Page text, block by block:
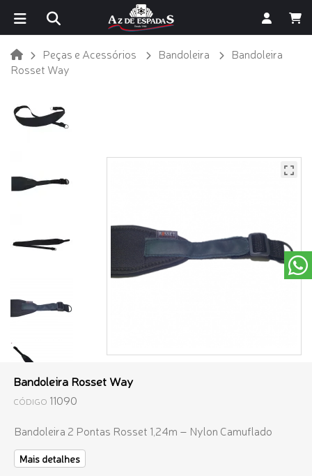
Peças e Acessórios Bandoleira
Bandoleira
Rosset Way
Bandoleira Rosset Way
CÓDIGO 11090
Bandoleira 2 Pontas Rosset 1,24m – Nylon Camuflado
Mais detalhes